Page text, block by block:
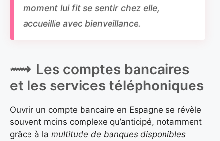
moment lui fit se sentir chez elle,
accueillie avec bienveillance.
Les comptes bancaires
et les services téléphoniques
Ouvrir un compte bancaire en Espagne se révèle
souvent moins complexe qu’anticipé, notamment
grâce à la multitude de banques disponibles